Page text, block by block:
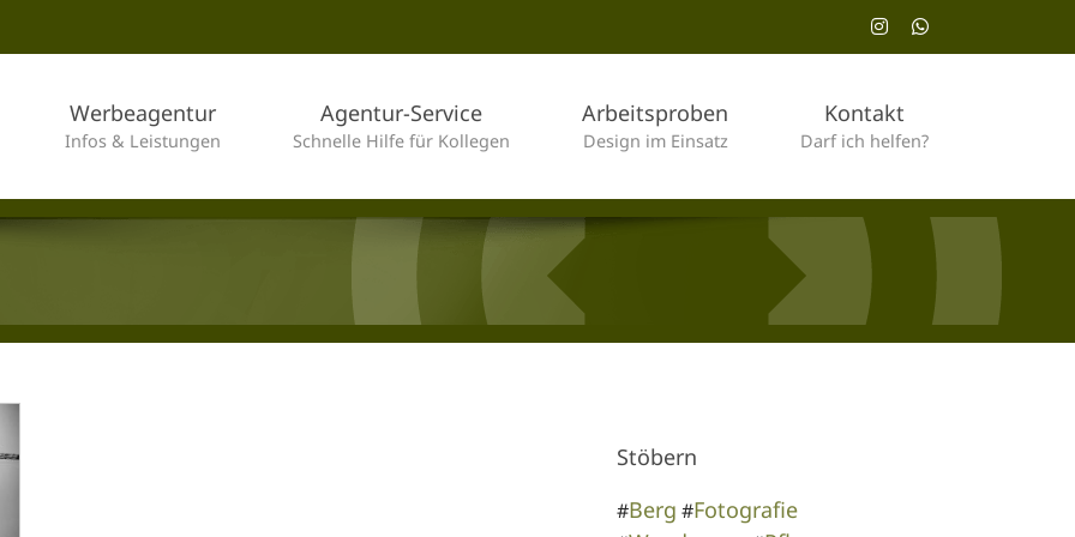
InstagramWhatsApp
Werbeagentur
Infos & Leistungen
Agentur-Service
Schnelle Hilfe für Kollegen
Arbeitsproben
Design im Einsatz
Kontakt
Darf ich helfen?
Stöbern
#Berg #Fotografie